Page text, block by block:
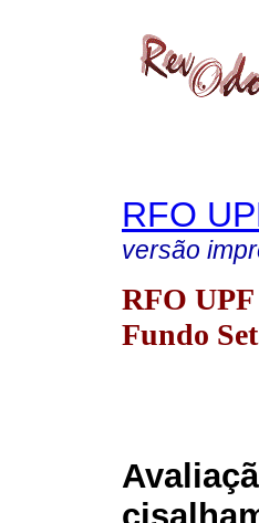
RFO
versão
RFO UPF
Fundo